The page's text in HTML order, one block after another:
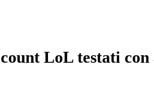
LoL testati